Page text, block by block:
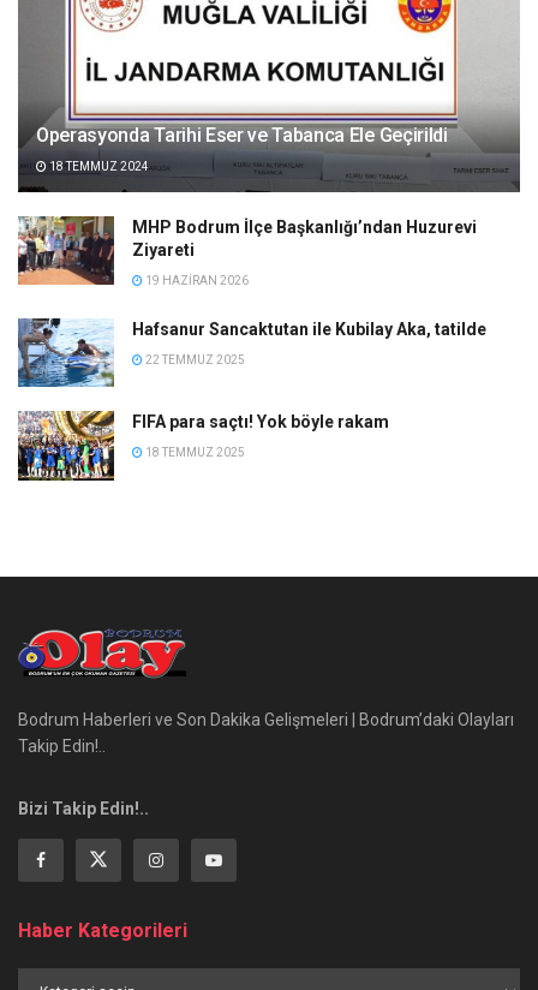
Operasyonda Tarihi Eser ve Tabanca Ele Geçirildi
18 TEMMUZ 2024
MHP Bodrum İlçe Başkanlığı’ndan Huzurevi
Ziyareti
19 HAZIRAN 2026
Hafsanur Sancaktutan ile Kubilay Aka, tatilde
22 TEMMUZ 2025
FIFA para saçtı! Yok böyle rakam
18 TEMMUZ 2025
Bodrum Haberleri ve Son Dakika Gelişmeleri | Bodrum’daki Olayları
Takip Edin!..
Bizi Takip Edin!..
Haber Kategorileri